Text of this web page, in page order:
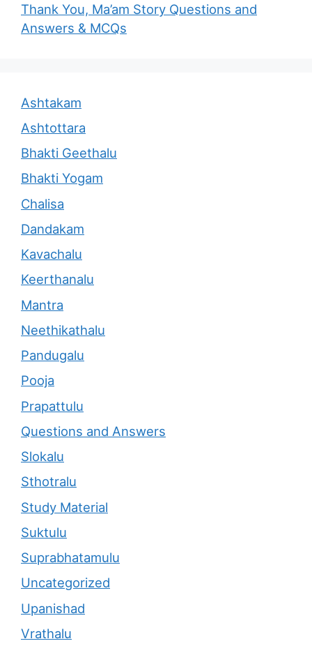
Thank You, Ma’am Story Questions and
Answers & MCQs
Ashtakam
Ashtottara
Bhakti Geethalu
Bhakti Yogam
Chalisa
Dandakam
Kavachalu
Keerthanalu
Mantra
Neethikathalu
Pandugalu
Pooja
Prapattulu
Questions and Answers
Slokalu
Sthotralu
Study Material
Suktulu
Suprabhatamulu
Uncategorized
Upanishad
Vrathalu